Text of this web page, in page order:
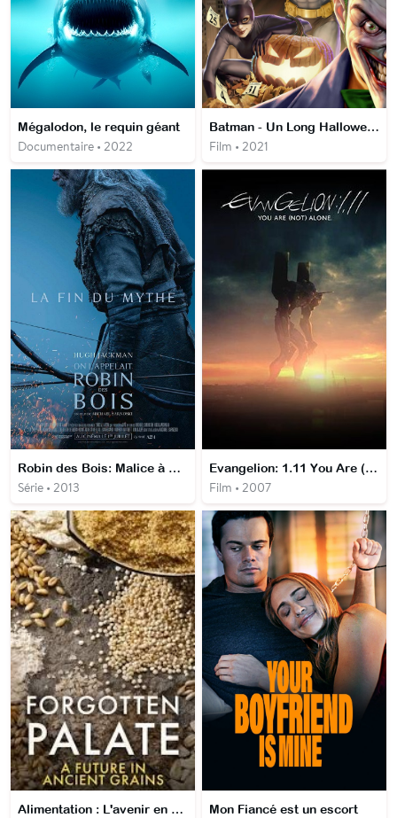
Mégalodon, le requin géant
Documentaire • 2022
Batman - Un Long Halloween
Film • 2021
Robin des Bois: Malice à Sherwood
Série • 2013
Evangelion: 1.11 You Are (Not) Alone
Film • 2007
Alimentation : L'avenir en cérales ? Mon Fiancé est un escort